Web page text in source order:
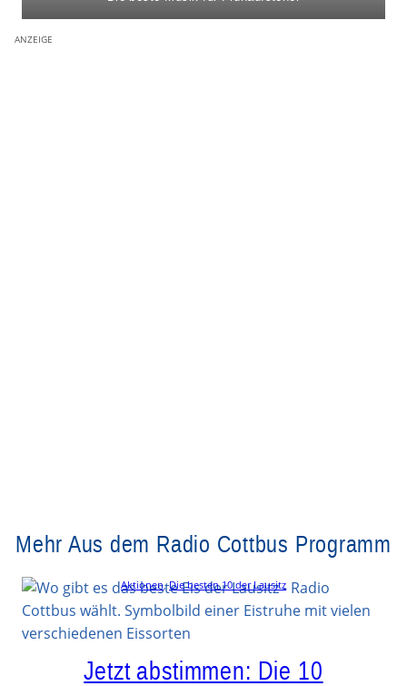
Mehr Aus dem Radio Cottbus Programm
Aktionen, Die besten 10 der Lausitz
Jetzt abstimmen: Die 10